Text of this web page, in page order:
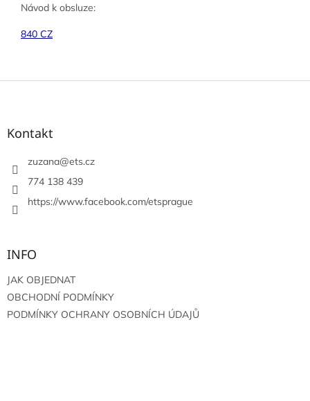
Návod k obsluze:
840 CZ
Z
Kontakt
zuzana@ets.cz
774 138 439
https://www.facebook.com/etsprague
INFO
JAK OBJEDNAT
OBCHODNÍ PODMÍNKY
PODMÍNKY OCHRANY OSOBNÍCH ÚDAJŮ